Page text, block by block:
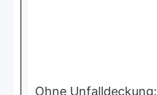
Ohne Unfalldeckung: